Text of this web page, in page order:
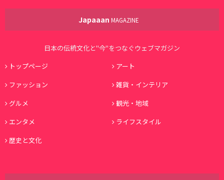
Japaaan MAGAZINE
日本の伝統文化と"今"をつなぐウェブマガジン
トップページ
アート
ファッション
雑貨・インテリア
グルメ
観光・地域
エンタメ
ライフスタイル
歴史と文化